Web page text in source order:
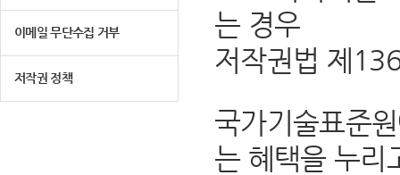
이메일 무단수집 거부
저작권 정책
는 경우
저작권법 제
국가기술표준
는 혜택을 누리